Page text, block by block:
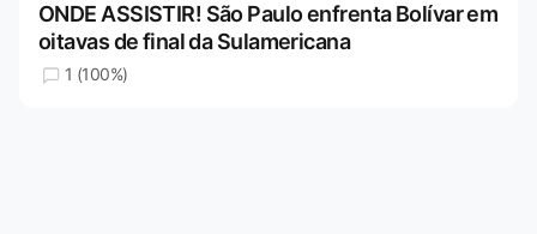
ONDE ASSISTIR! São Paulo enfrenta Bolívar em
oitavas de final da Sulamericana
1 (100%)